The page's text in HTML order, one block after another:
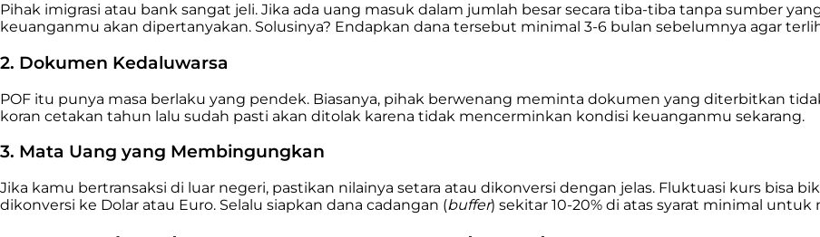
Pihak imigrasi atau bank sangat jeli. Jika ada uang masuk dalam jumlah besar secara tiba-tiba tanpa sumber
keuanganmu akan dipertanyakan. Solusinya? Endapkan dana tersebut minimal 3-6 bulan sebelumnya agar
2. Dokumen Kedaluwarsa
POF itu punya masa berlaku yang pendek. Biasanya, pihak berwenang meminta dokumen yang diterbitkan
koran cetakan tahun lalu sudah pasti akan ditolak karena tidak mencerminkan kondisi keuanganmu sekarang.
3. Mata Uang yang Membingungkan
Jika kamu bertransaksi di luar negeri, pastikan nilainya setara atau dikonversi dengan jelas. Fluktuasi kurs bisa
dikonversi ke Dolar atau Euro. Selalu siapkan dana cadangan (buffer) sekitar 10-20% di atas syarat minimal